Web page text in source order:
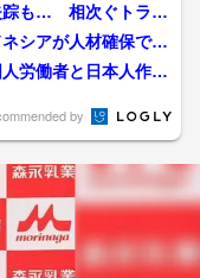
踪も… 相次ぐトラブ
シアが人材確保で連
労働者と日本人作業
by